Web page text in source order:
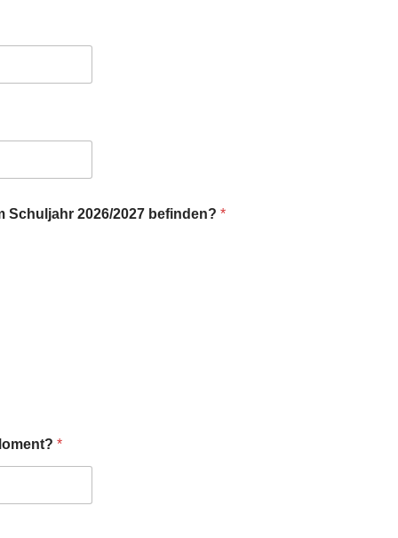
Schuljahr 2026/2027 befinden? *
*